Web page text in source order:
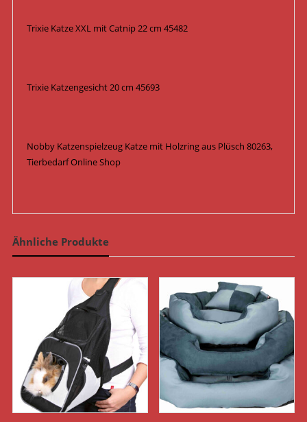
Trixie Katze XXL mit Catnip 22 cm 45482
Trixie Katzengesicht 20 cm 45693
Nobby Katzenspielzeug Katze mit Holzring aus Plüsch 80263,
Tierbedarf Online Shop
Ähnliche Produkte